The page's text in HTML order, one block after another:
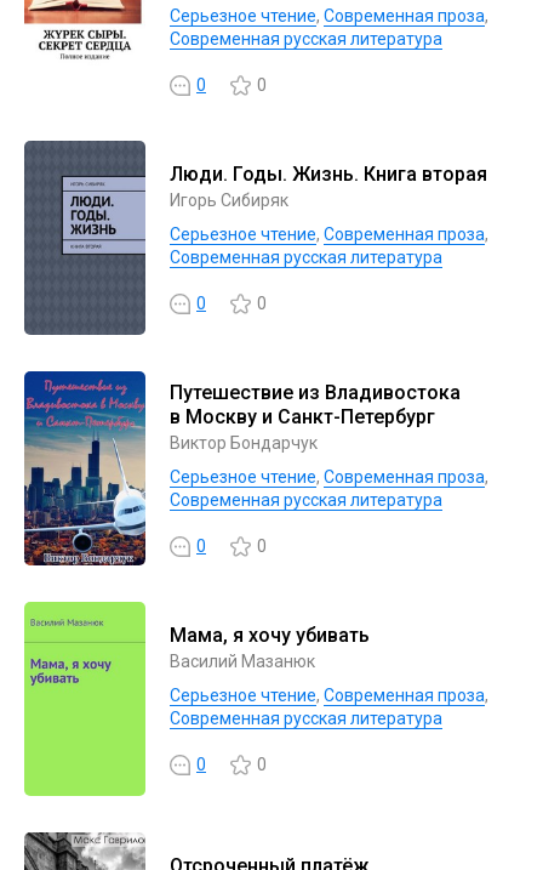
Серьезное чтение, Современная проза,
Современная русская литература
0 0
Люди. Годы. Жизнь. Книга вторая
Игорь Сибиряк
Серьезное чтение, Современная проза,
Современная русская литература
0 0
Путешествие из Владивостока
в Москву и Санкт-Петербург
Виктор Бондарчук
Серьезное чтение, Современная проза,
Современная русская литература
0 0
Мама, я хочу убивать
Василий Мазанюк
Серьезное чтение, Современная проза,
Современная русская литература
0 0
Отсроченный платёж